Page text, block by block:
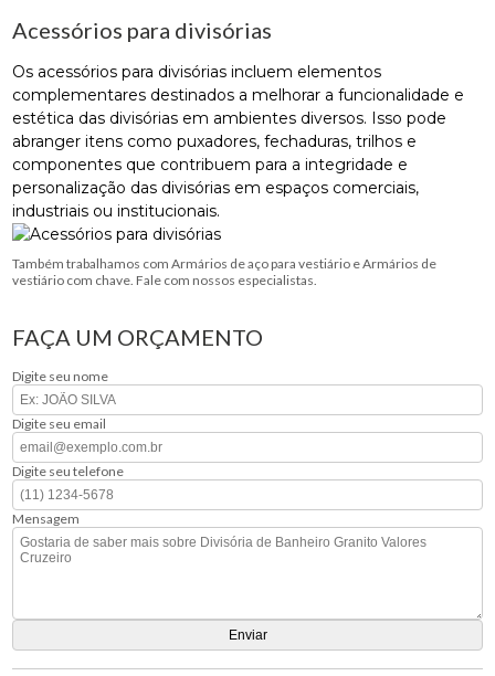
Acessórios para divisórias
Os acessórios para divisórias incluem elementos
complementares destinados a melhorar a funcionalidade e
estética das divisórias em ambientes diversos. Isso pode
abranger itens como puxadores, fechaduras, trilhos e
componentes que contribuem para a integridade e
personalização das divisórias em espaços comerciais,
industriais ou institucionais.
Também trabalhamos com Armários de aço para vestiário e Armários de
vestiário com chave. Fale com nossos especialistas.
FAÇA UM ORÇAMENTO
Digite seu nome
Digite seu email
Digite seu telefone
Mensagem